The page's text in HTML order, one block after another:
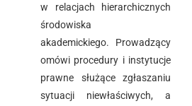
w relacjach hierarchicznych
środowiska
akademickiego.
Prowadzący
omówi procedury i instytucje
prawne służące zgłaszaniu
sytuacji niewłaściwych, a